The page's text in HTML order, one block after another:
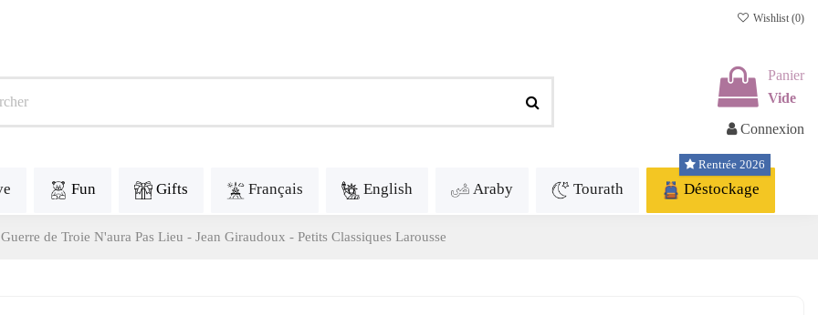
Wishlist (0)
Panier
Vide
Connexion
Fun Gifts Français English Araby Tourath Déstockage
Rentrée 2026
de Troie N'aura Pas Lieu - Jean Giraudoux - Petits Classiques Larousse